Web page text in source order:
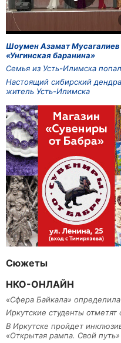
Шоумен Азамат Мусагалиев
«Унгинская баранина»
Семья из Усть-Илимска
Настоящий сибирский
житель Усть-Илимска
Сюжеты
НКО-ОНЛАЙН
«Сфера Байкала»
Иркутские студенты отметят
В Иркутске пройдет
«Открытая рампа. Свой путь»